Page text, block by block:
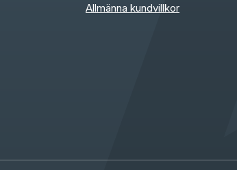
Allmänna kundvillkor